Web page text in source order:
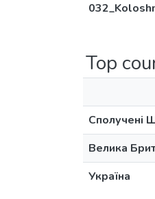
Top
Сполучені
Велика
Україна